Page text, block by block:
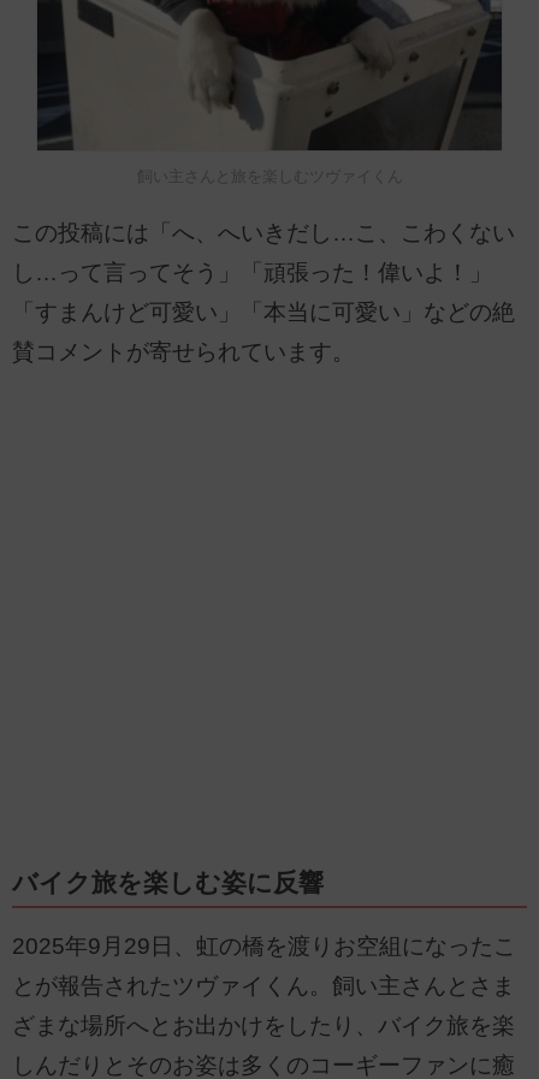
飼い主さんと旅を楽しむツヴァイくん
この投稿には「へ、へいきだし…こ、こわくない
し…って言ってそう」「頑張った！偉いよ！」
「すまんけど可愛い」「本当に可愛い」などの絶
賛コメントが寄せられています。
バイク旅を楽しむ姿に反響
2025年9月29日、虹の橋を渡りお空組になったこ
とが報告されたツヴァイくん。飼い主さんとさま
ざまな場所へとお出かけをしたり、バイク旅を楽
しんだりとそのお姿は多くのコーギーファンに癒